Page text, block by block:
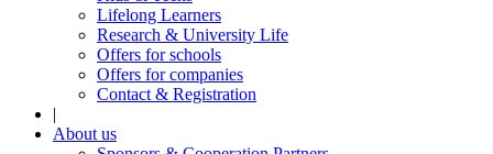
Lifelong Learners
Research & University Life
Offers for schools
Offers for companies
Contact & Registration
|
About us